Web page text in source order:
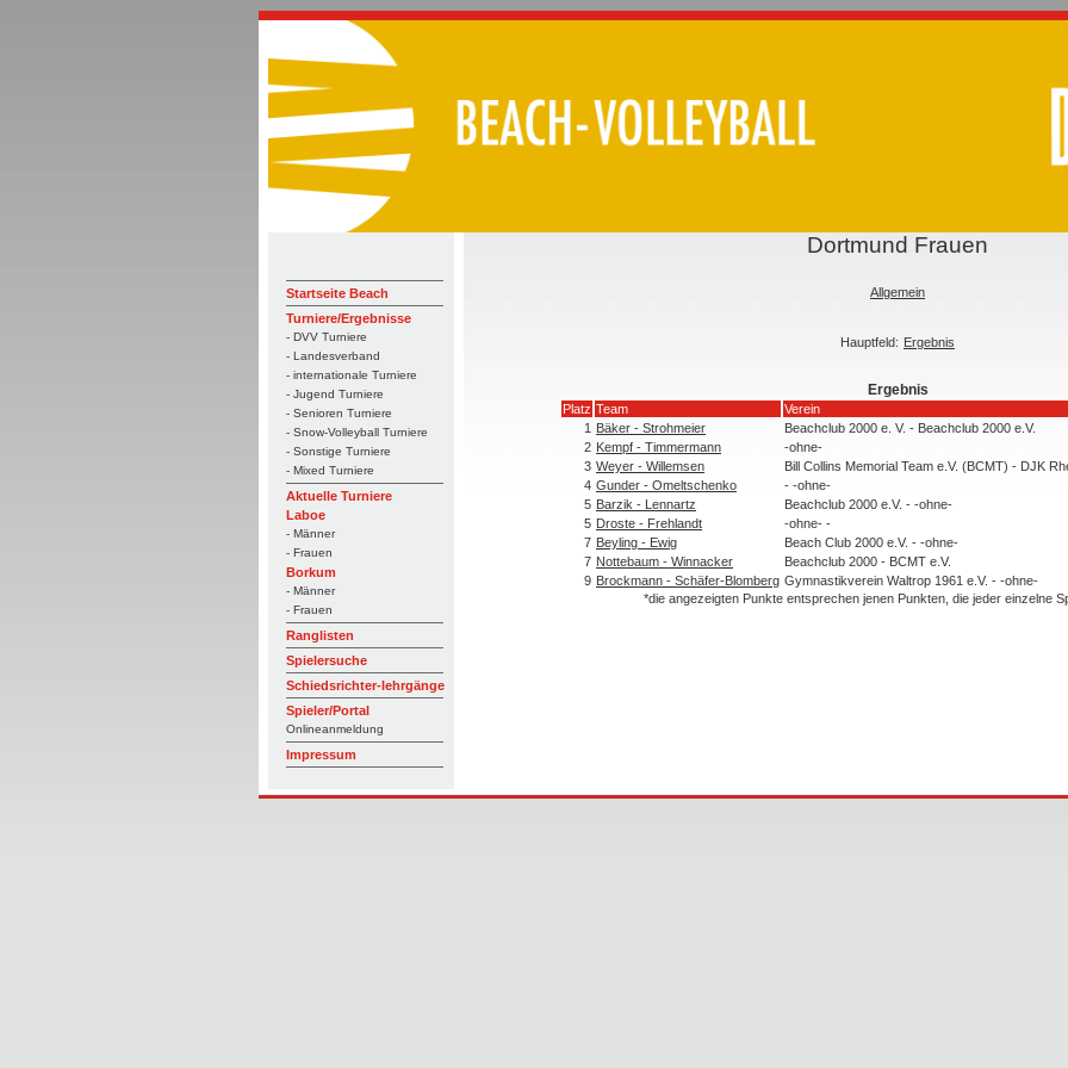
Startseite Beach
Turniere/Ergebnisse
- DVV Turniere
- Landesverband
- internationale Turniere
- Jugend Turniere
- Senioren Turniere
- Snow-Volleyball Turniere
- Sonstige Turniere
- Mixed Turniere
Aktuelle Turniere
Laboe
- Männer
- Frauen
Borkum
- Männer
- Frauen
Ranglisten
Spielersuche
Schiedsrichter-lehrgänge
Spieler/Portal
Onlineanmeldung
Impressum
Dortmund Frauen
Allgemein
Hauptfeld: Ergebnis
Ergebnis
Platz Team Verein
1 Bäker - Strohmeier Beachclub 2000 e. V. - Beachclub 2000 e.V.
2 Kempf - Timmermann -ohne-
3 Weyer - Willemsen Bill Collins Memorial Team e.V. (BCMT) - DJK
4 Gunder - Omeltschenko - -ohne-
5 Barzik - Lennartz Beachclub 2000 e.V. - -ohne-
5 Droste - Frehlandt -ohne- -
7 Beyling - Ewig Beach Club 2000 e.V. - -ohne-
7 Nottebaum - Winnacker Beachclub 2000 - BCMT e.V.
9 Brockmann - Schäfer-Blomberg Gymnastikverein Waltrop 1961 e.V. - -ohne-
*die angezeigten Punkte entsprechen jenen Punkten, die jeder einzelne